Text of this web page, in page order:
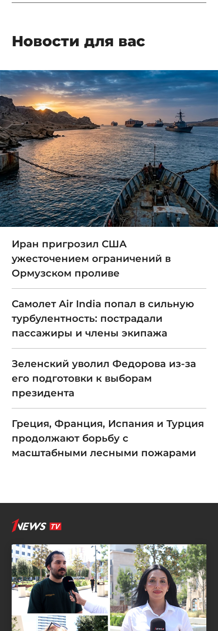
Новости для вас
Иран пригрозил США
ужесточением ограничений в
Ормузском проливе
Самолет Air India попал в сильную
турбулентность: пострадали
пассажиры и члены экипажа
Зеленский уволил Федорова из-за
его подготовки к выборам
президента
Греция, Франция, Испания и Турция
продолжают борьбу с
масштабными лесными пожарами